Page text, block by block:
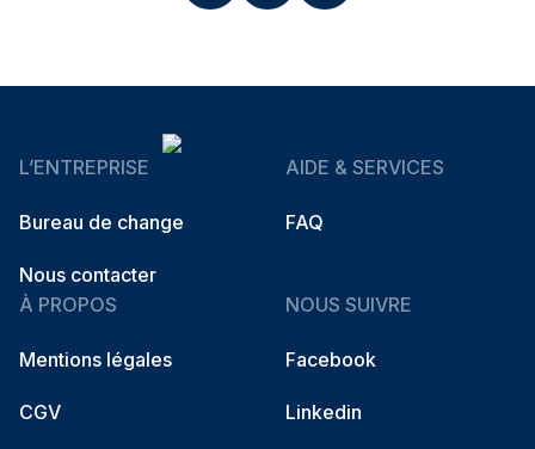
L’ENTREPRISE
Bureau de change
Nous contacter
AIDE & SERVICES
FAQ
À PROPOS
Mentions légales
CGV
NOUS SUIVRE
Facebook
Linkedin